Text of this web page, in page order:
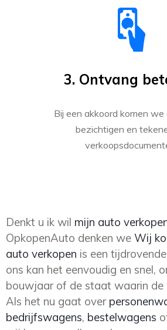
3. Ontvang
Bij een akkoord komen
bezichtigen en
Denkt u ik wil mijn auto
OpkopenAuto denken we Wij
auto verkopen is een
ons kan het eenvoudig en snel,
bouwjaar of de staat waarin de
Als het nu gaat over
bedrijfswagens, bestelwagens